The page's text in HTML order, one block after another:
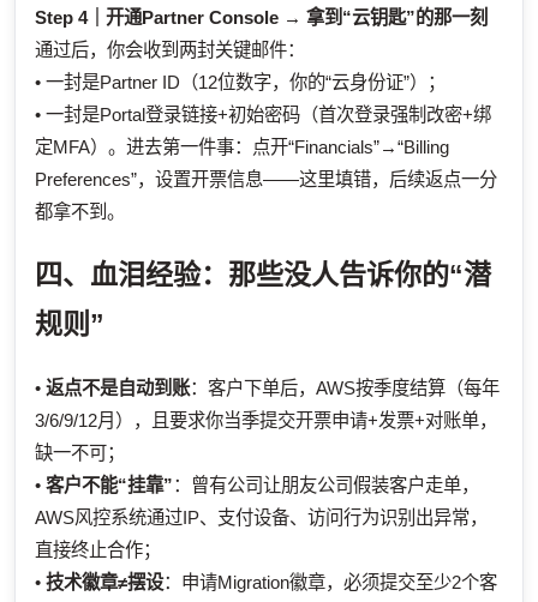
Step 4｜开通Partner Console → 拿到“云钥匙”的那一刻
通过后，你会收到两封关键邮件：
• 一封是Partner ID（12位数字，你的“云身份证”）；
• 一封是Portal登录链接+初始密码（首次登录强制改密+绑
定MFA）。进去第一件事：点开“Financials”→“Billing
Preferences”，设置开票信息——这里填错，后续返点一分
都拿不到。
四、血泪经验：那些没人告诉你的“潜
规则”
• 返点不是自动到账：客户下单后，AWS按季度结算（每年
3/6/9/12月），且要求你当季提交开票申请+发票+对账单，
缺一不可；
• 客户不能“挂靠”：曾有公司让朋友公司假装客户走单，
AWS风控系统通过IP、支付设备、访问行为识别出异常，
直接终止合作；
• 技术徽章≠摆设：申请Migration徽章，必须提交至少2个客